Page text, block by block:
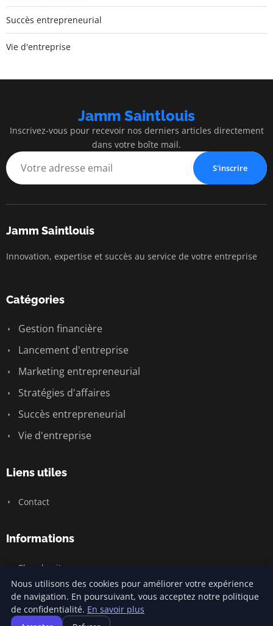
Succès entrepreneurial
Vie d'entreprise
Jamm Saintlouis
Inscrivez-vous pour recevoir nos derniers articles directement
dans votre boîte mail.
S'inscrire
Jamm Saintlouis
Innovation, expertise et succès au service de votre entreprise
Catégories
Gestion financière
Lancement d'entreprise
Marketing entrepreneurial
Stratégies d'affaires
Succès entrepreneurial
Vie d'entreprise
Liens utiles
Contact
Informations
Plan du site
© 2026 Jamm Saintlouis. Tous droits réservés.
Nous utilisons des cookies pour améliorer votre expérience
de navigation. En poursuivant, vous acceptez notre politique
de confidentialité. En savoir plus